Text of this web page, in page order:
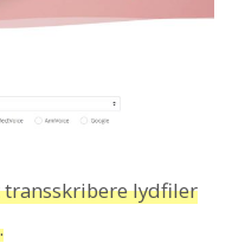
lydfiler